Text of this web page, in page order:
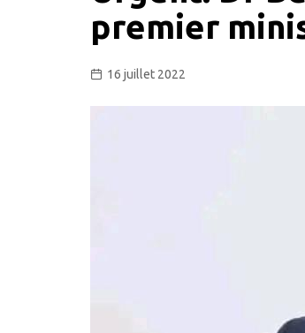
premier
16 juillet 2022